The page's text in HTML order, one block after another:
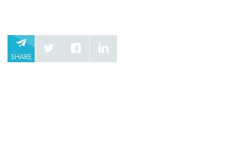
SHARE